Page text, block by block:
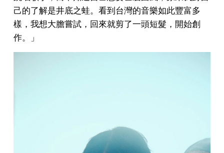
己的了解是井底之蛙。看到台灣的音樂如此豐富多
樣，我想大膽嘗試，回來就剪了一頭短髮，開始創
作。」